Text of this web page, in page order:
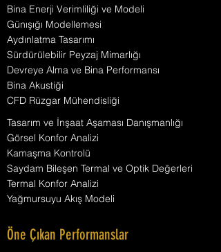
Bina Enerji Verimliliği ve Modeli
Günışığı Modellemesi
Aydınlatma Tasarımı
Sürdürülebilir Peyzaj Mimarlığı
Devreye Alma ve Bina Performansı
Bina Akustiği
CFD Rüzgar Mühendisliği
Tasarım ve İnşaat Aşaması Danışmanlığı
Görsel Konfor Analizi
Kamaşma Kontrolü
Saydam Bileşen Termal ve Optik Değerleri
Termal Konfor Analizi
Yağmursuyu Akış Modeli
Öne Çıkan Performanslar